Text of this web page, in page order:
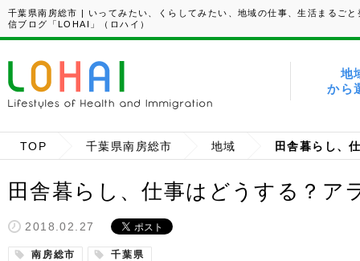
千葉県南房総市 | いってみたい、くらしてみたい、地域の仕事、生活まるごと
信ブログ「LOHAI」（ロハイ）
地
から
TOP 千葉県南房総市 地域
田舎暮らし、仕事はどうする？
2018.02.27
南房総市 千葉県